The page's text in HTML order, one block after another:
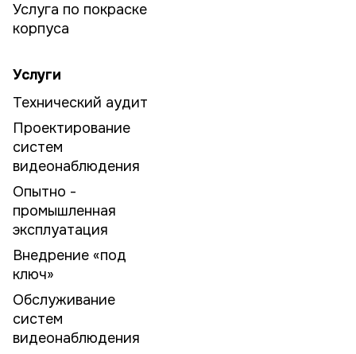
Услуга по покраске
корпуса
Услуги
Технический аудит
Проектирование
систем
видеонаблюдения
Опытно -
промышленная
эксплуатация
Внедрение «под
ключ»
Обслуживание
систем
видеонаблюдения